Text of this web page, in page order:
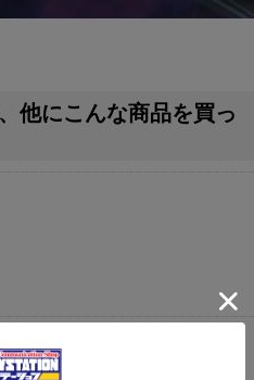
他にこんな商品を買っ